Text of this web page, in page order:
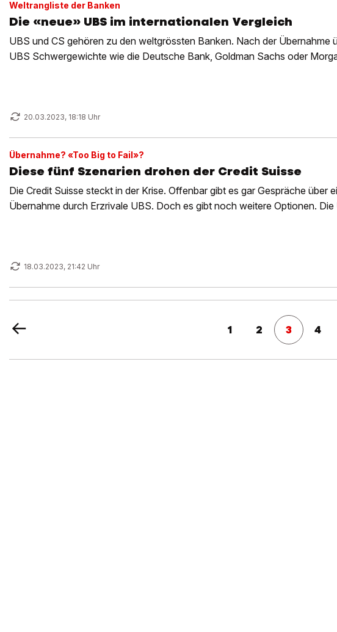
Weltrangliste der Banken
Die «neue» UBS im internationalen Vergleich
UBS und CS gehören zu den weltgrössten Banken. Nach der Übernahme
UBS Schwergewichte wie die Deutsche Bank, Goldman Sachs oder
20.03.2023, 18:18 Uhr
Übernahme? «Too Big to Fail»?
Diese fünf Szenarien drohen der Credit Suisse
Die Credit Suisse steckt in der Krise. Offenbar gibt es gar Gespräche über
Übernahme durch Erzrivale UBS. Doch es gibt noch weitere Optionen. Die
18.03.2023, 21:42 Uhr
1 2 3 4